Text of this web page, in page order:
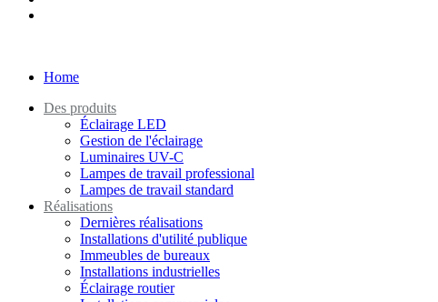
Home
Des produits
Éclairage LED
Gestion de l'éclairage
Luminaires UV-C
Lampes de travail professional
Lampes de travail standard
Réalisations
Dernières réalisations
Installations d'utilité publique
Immeubles de bureaux
Installations industrielles
Éclairage routier